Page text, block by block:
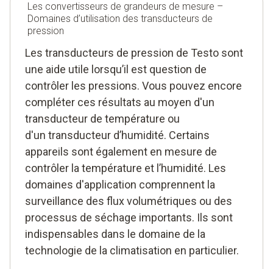
Les convertisseurs de grandeurs de mesure –
Domaines d’utilisation des transducteurs de
pression
Les transducteurs de pression de Testo sont
une aide utile lorsqu’il est question de
contrôler les pressions. Vous pouvez encore
compléter ces résultats au moyen d'un
transducteur de température ou
d'un transducteur d’humidité. Certains
appareils sont également en mesure de
contrôler la température et l’humidité. Les
domaines d'application comprennent la
surveillance des flux volumétriques ou des
processus de séchage importants. Ils sont
indispensables dans le domaine de la
technologie de la climatisation en particulier.